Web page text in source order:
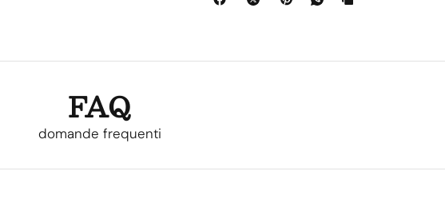
FAQ
domande frequenti